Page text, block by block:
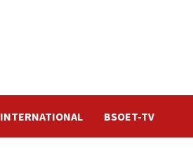
INTERNATIONAL BSOET-TV